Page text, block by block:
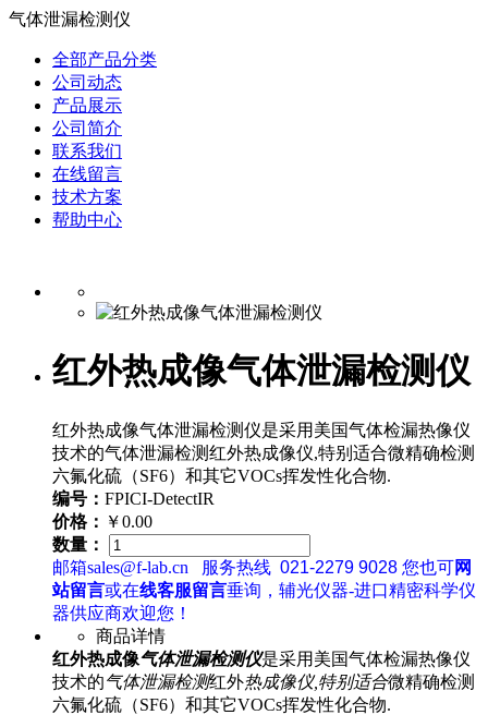
气体泄漏检测仪
全部产品分类
公司动态
产品展示
公司简介
联系我们
在线留言
技术方案
帮助中心
红外热成像气体泄漏检测仪
红外热成像气体泄漏检测仪是采用美国气体检漏热像仪
技术的气体泄漏检测红外热成像仪,特别适合微精确检测
六氟化硫（SF6）和其它VOCs挥发性化合物.
编号： FPICI-DetectIR
价格： ￥0.00
数量：
邮箱sales@f-lab.cn
服务热线 021-2279 9028 您也可网
站留言或在线客服留言垂询，辅光仪器-进口精密科学仪
器供应商欢迎您！
商品详情
红外热成像气体泄漏检测仪是采用美国气体检漏热像仪
技术的气体泄漏检测红外热成像仪,特别适合微精确检测
六氟化硫（SF6）和其它VOCs挥发性化合物.